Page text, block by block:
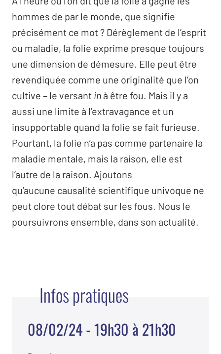
Infos pratiques
08/02/24 - 19h30 à 21h30
hommes de par le monde, que signifie
précisément ce mot ? Dérèglement de l’esprit
ou maladie, la folie exprime presque toujours
une dimension de démesure. Elle peut être
revendiquée comme une originalité que l’on
cultive – le versant in à être fou. Mais il y a
aussi une limite à l’extravagance et un
insupportable quand la folie se fait furieuse.
Pourtant, la folie n’a pas comme partenaire la
maladie mentale, mais la raison, elle est
l’autre de la raison. Ajoutons
qu’aucune causalité scientifique univoque ne
peut clore tout débat sur les fous. Nous le
poursuivrons ensemble, dans son actualité.